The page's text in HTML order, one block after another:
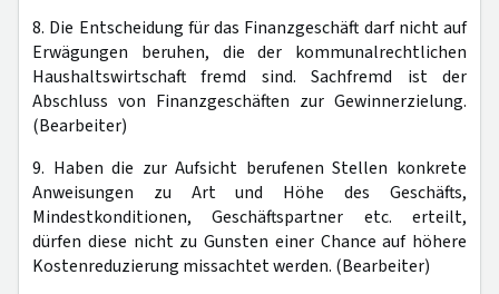
8. Die Entscheidung für das Finanzgeschäft darf nicht auf
Erwägungen beruhen, die der kommunalrechtlichen
Haushaltswirtschaft fremd sind. Sachfremd ist der
Abschluss von Finanzgeschäften zur Gewinnerzielung.
(Bearbeiter)
9. Haben die zur Aufsicht berufenen Stellen konkrete
Anweisungen zu Art und Höhe des Geschäfts,
Mindestkonditionen, Geschäftspartner etc. erteilt,
dürfen diese nicht zu Gunsten einer Chance auf höhere
Kostenreduzierung missachtet werden. (Bearbeiter)